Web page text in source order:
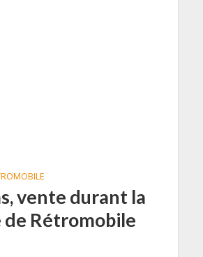
vente durant la
de Rétromobile